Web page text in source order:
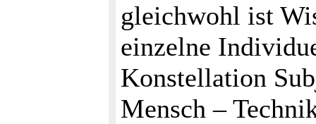
gleichwohl ist
einzelne
Konstellation
Mensch –